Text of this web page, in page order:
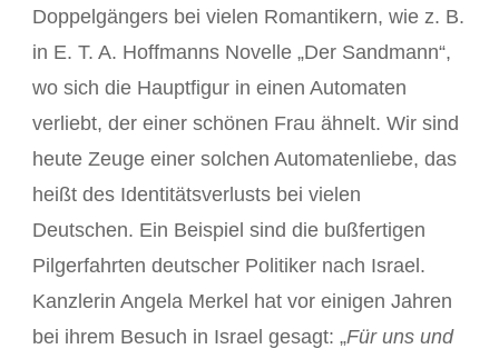
Doppelgängers bei vielen Romantikern, wie z. B.
in E. T. A. Hoffmanns Novelle „Der Sandmann“,
wo sich die Hauptfigur in einen Automaten
verliebt, der einer schönen Frau ähnelt. Wir sind
heute Zeuge einer solchen Automatenliebe, das
heißt des Identitätsverlusts bei vielen
Deutschen. Ein Beispiel sind die bußfertigen
Pilgerfahrten deutscher Politiker nach Israel.
Kanzlerin Angela Merkel hat vor einigen Jahren
bei ihrem Besuch in Israel gesagt: „Für uns und